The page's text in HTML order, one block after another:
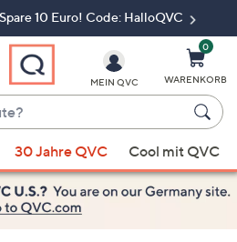
10 Euro! Code: HalloQVC
MEIN QVC
0
WARENKORB
30 Jahre QVC Cool mit QVC